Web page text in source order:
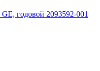
годовой 2093592-001